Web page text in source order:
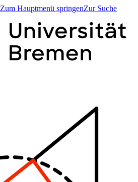
Zum Hauptmenü springenZur Suche